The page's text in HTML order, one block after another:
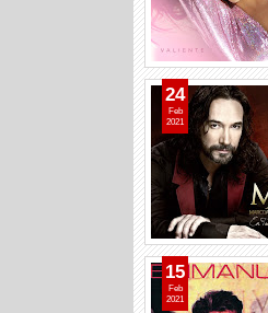
24
Feb
2021
15
Feb
2021